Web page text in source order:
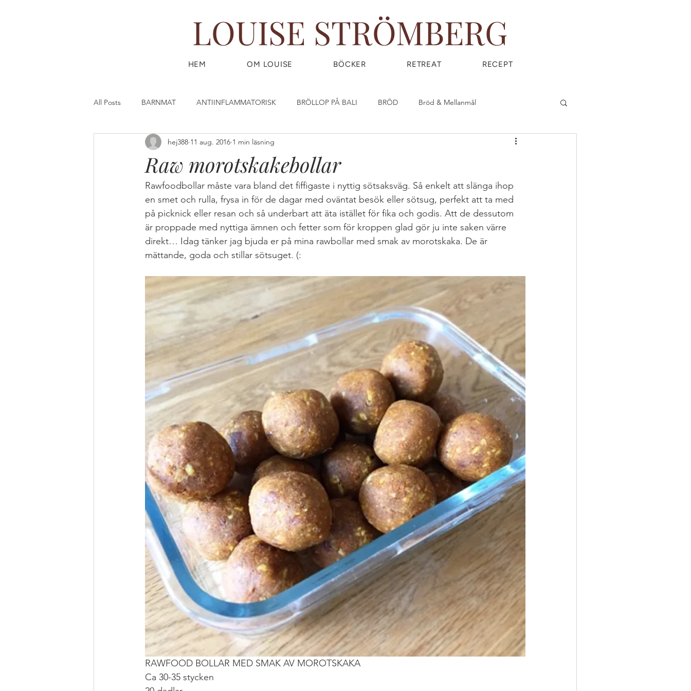
LOUISE STRÖMBERG
HEM OM LOUISE BÖCKER RETREAT RECEPT
All Posts BARNMAT ANTIINFLAMMATORISK BRÖLLOP PÅ BALI BRÖD Bröd & Mellanmål
DESSERT & FIKA DRYCK DIY - DO IT YOURSELF Everyday Magic
FISK & SKALDJUR FAST (SLOW) FOOD FRUKOST GIY - GROW IT YOURSELF Glass
GÖR DIN EGEN HUDVÅRD GIRLPOWER WEDNESDAY Great Food GÖR DINA EGNA STÄDPRODUKTER
MAT FROM SCRATCH MELLANMÅL
Raw morotskakebollar
hej388 11 aug. 2016 1 min läsning
Rawfoodbollar måste vara bland det fiffigaste i nyttig sötsaksväg. Så enkelt att slänga ihop
en smet och rulla, frysa in för de dagar med oväntat besök eller sötsug, perfekt att ta med
på picknick eller resan och så underbart att äta istället för fika och godis. Att de dessutom
är proppade med nyttiga ämnen och fetter som för kroppen glad gör ju inte saken värre
direkt… Idag tänker jag bjuda er på mina rawbollar med smak av morotskaka. De är
mättande, goda och stillar sötsuget. (:
RAWFOOD BOLLAR MED SMAK AV MOROTSKAKA
Ca 30-35 stycken